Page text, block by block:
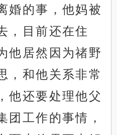
婚的事，他妈被
，目前还在住
他居然因为禇野
，和他关系非常
他还要处理他父
团工作的事情，